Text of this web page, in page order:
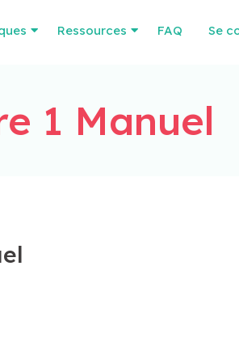
Ressources FAQ Se
1 Manuel